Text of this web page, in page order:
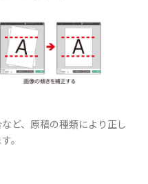
ど、原稿の種類により正し
。